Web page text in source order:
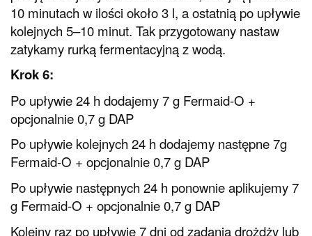
10 minutach w ilości około 3 l, a ostatnią po upływie
kolejnych 5–10 minut. Tak przygotowany nastaw
zatykamy rurką fermentacyjną z wodą.
Krok 6:
Po upływie 24 h dodajemy 7 g Fermaid-O +
opcjonalnie 0,7 g DAP
Po upływie kolejnych 24 h dodajemy następne 7g
Fermaid-O + opcjonalnie 0,7 g DAP
Po upływie następnych 24 h ponownie aplikujemy 7
g Fermaid-O + opcjonalnie 0,7 g DAP
Kolejny raz po upływie 7 dni od zadania drożdży lub